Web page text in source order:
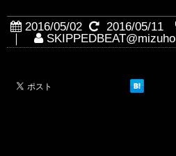
2016/05/02 2016/05/11
｜
SKIPPEDBEAT@mizuho